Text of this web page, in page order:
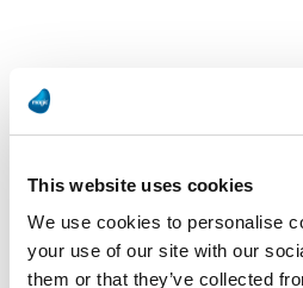
This website uses cookies
We use cookies to personalise
your use of our site with our
them or that they’ve collected